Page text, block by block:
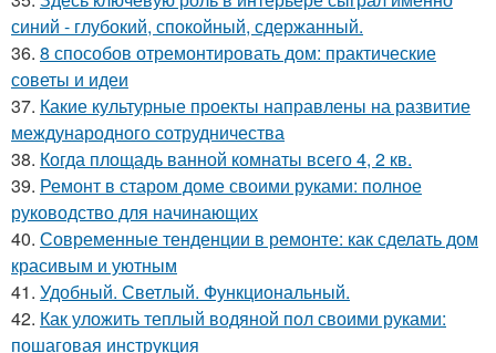
синий - глубокий, спокойный, сдержанный.
36. 8 способов отремонтировать дом: практические
советы и идеи
37. Какие культурные проекты направлены на развитие
международного сотрудничества
38. Когда площадь ванной комнаты всего 4, 2 кв.
39. Ремонт в старом доме своими руками: полное
руководство для начинающих
40. Современные тенденции в ремонте: как сделать дом
красивым и уютным
41. Удобный. Светлый. Функциональный.
42. Как уложить теплый водяной пол своими руками:
пошаговая инструкция